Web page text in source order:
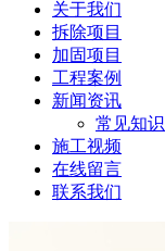
关于我们
拆除项目
加固项目
工程案例
新闻资讯
常见知识
施工视频
在线留言
联系我们